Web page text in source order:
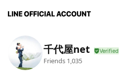
千代屋net
Friends 1,035